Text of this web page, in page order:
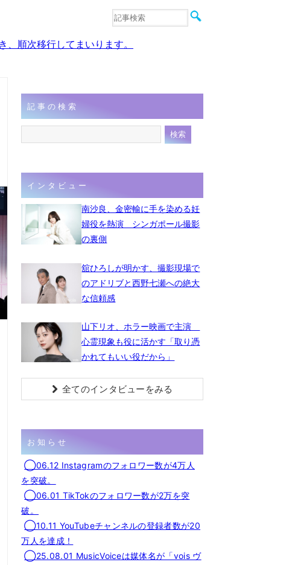
音楽
順次移行してまいります。
記事の検索
インタビュー
南沙良、金密輸に手を染める妊
婦役を熱演 シンガポール撮影
の裏側
舘ひろしが明かす、撮影現場で
のアドリブと西野七瀬への絶大
な信頼感
山下リオ、ホラー映画で主演
心霊現象も役に活かす「取り憑
かれてもいい役だから」
全てのインタビューをみる
お知らせ
◯06.12 Instagramのフォロワー数が4万人
を突破。
◯06.01 TikTokのフォロワー数が2万を突
破。
◯10.11 YouTubeチャンネルの登録者数が20
万人を達成！
◯25.08.01 MusicVoiceは媒体名が「vois ヴ